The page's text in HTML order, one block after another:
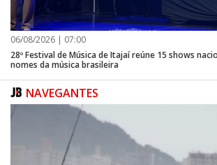
06/08/2026 | 07:00
28º Festival de Música de Itajaí reúne 15 shows
nomes da música brasileira
NAVEGANTES